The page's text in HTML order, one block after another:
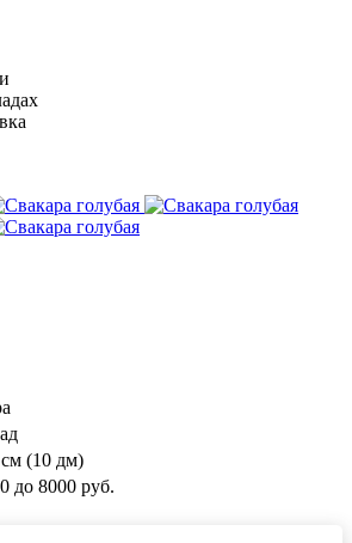
(10 дм)
до 8000 руб.